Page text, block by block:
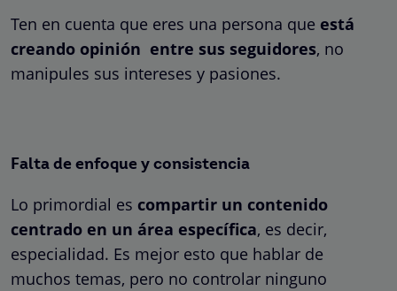
Ten en cuenta que eres una persona que está
creando opinión entre sus seguidores, no
manipules sus intereses y pasiones.
Falta de enfoque y consistencia
Lo primordial es compartir un contenido
centrado en un área específica, es decir,
especialidad. Es mejor esto que hablar de
muchos temas, pero no controlar ninguno